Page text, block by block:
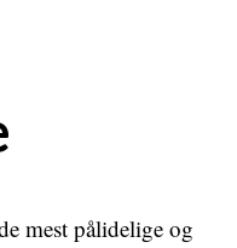
mest pålidelige og